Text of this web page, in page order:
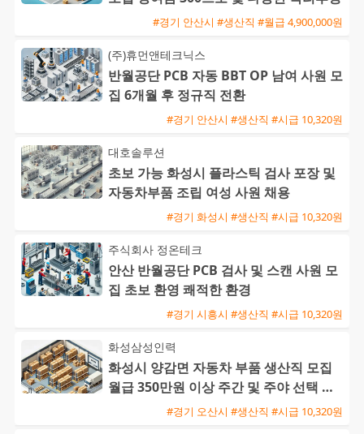
#경기 안산시 #생산직 #월급 4,900,000원
(주)휴먼앤테크닉스
반월공단 PCB 자동 BBT OP 남여 사원 모
집 6개월 후 정규직 전환
#경기 안산시 #생산직 #시급 10,320원
대호솔루션
초보 가능 화성시 플라스틱 검사 포장 및
자동차부품 조립 여성 사원 채용
#경기 화성시 #생산직 #시급 10,320원
주식회사 정온테크
안산 반월공단 PCB 검사 및 스캔 사원 모
집 초보 환영 쾌적한 환경
#경기 시흥시 #생산직 #시급 10,320원
화성삼성인력
화성시 양감면 자동차 부품 생산직 모집
월급 350만원 이상 주간 및 주야 선택 가
능 초보 및 외국인 환영
#경기 오산시 #생산직 #시급 10,320원